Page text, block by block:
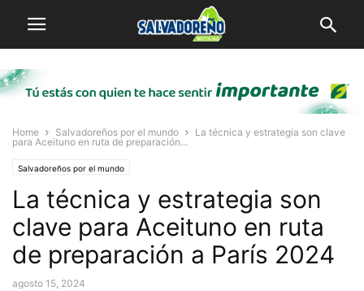
Home Salvadoreños por el mundo
La técnica y estrategia son clave
para Aceituno en ruta de preparación...
Salvadoreños por el mundo
La técnica y estrategia son
clave para Aceituno en ruta
de preparación a París 2024
agosto 15, 2024